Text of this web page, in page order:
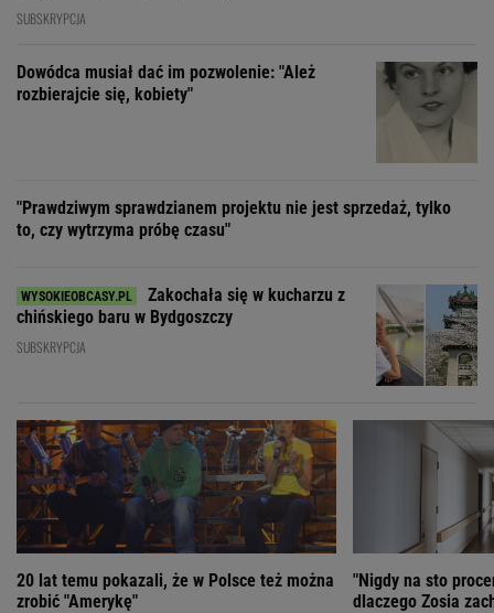
SUBSKRYPCJA
Dowódca musiał dać im pozwolenie: "Ależ
rozbierajcie się, kobiety"
"Prawdziwym sprawdzianem projektu nie jest sprzedaż, tylko
to, czy wytrzyma próbę czasu"
Zakochała się w kucharzu z
chińskiego baru w Bydgoszczy
SUBSKRYPCJA
20 lat temu pokazali, że w Polsce też można
zrobić "Amerykę"
"Nigdy na sto
dlaczego Zosia